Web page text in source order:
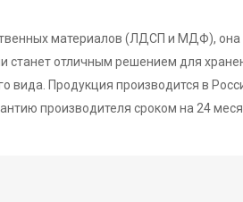
материалов (ЛДСП и МДФ),
станет отличным решением для
вида. Продукция производится в
производителя сроком на 24